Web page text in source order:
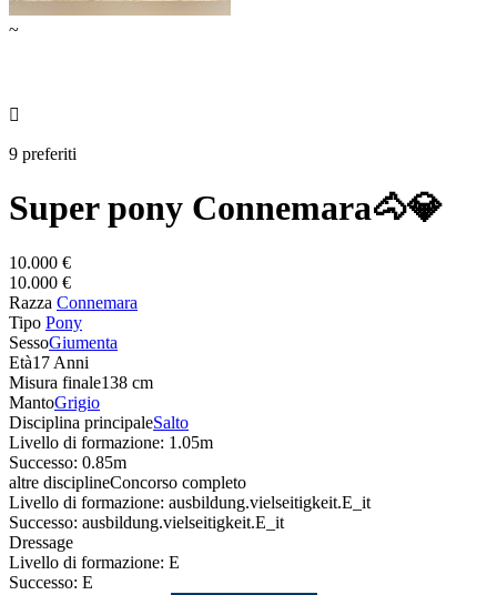
~

9 preferiti
Super pony Connemara🐴💎
10.000 €
10.000 €
Razza Connemara
Tipo Pony
SessoGiumenta
Età17 Anni
Misura finale138 cm
MantoGrigio
Disciplina principaleSalto
Livello di formazione: 1.05m
Successo: 0.85m
altre disciplineConcorso completo
Livello di formazione: ausbildung.vielseitigkeit.E_it
Successo: ausbildung.vielseitigkeit.E_it
Dressage
Livello di formazione: E
Successo: E